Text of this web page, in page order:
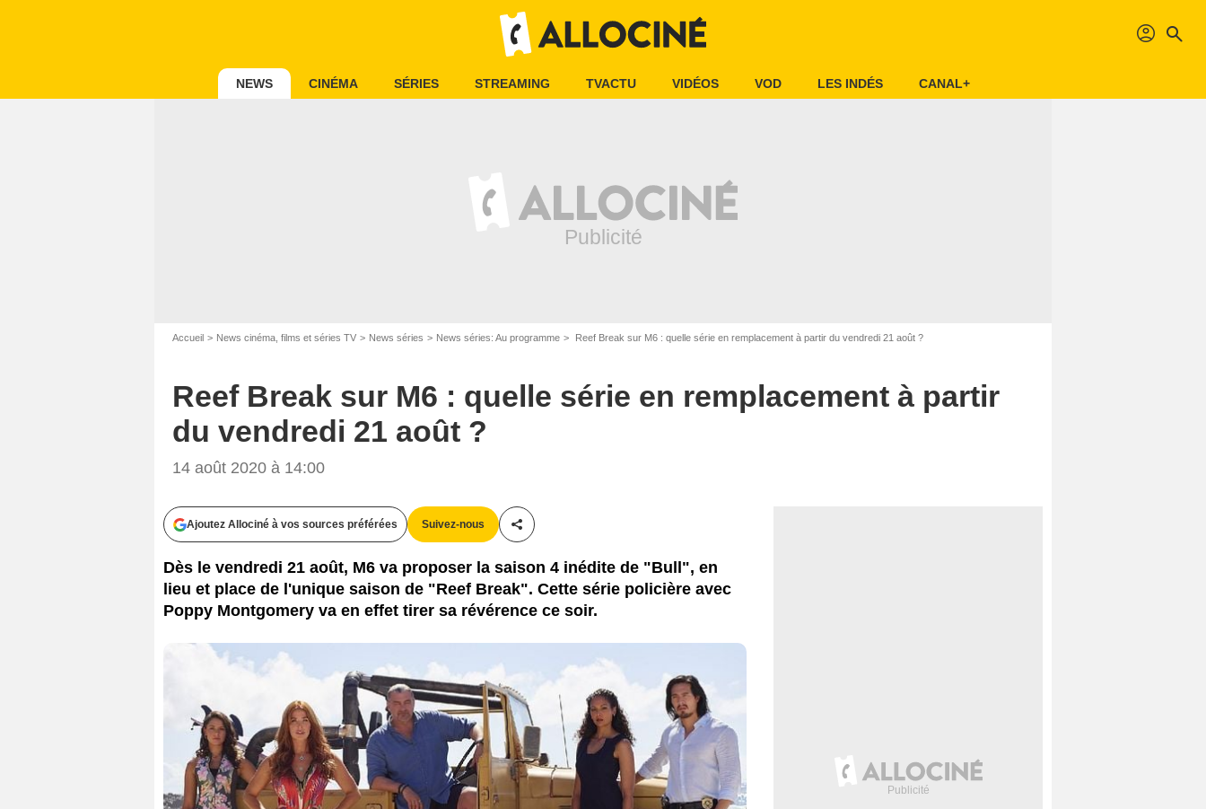
profil search
NEWS CINÉMA SÉRIES STREAMING TVACTU VIDÉOS VOD LES INDÉS CANAL+
Accueil News cinéma, films et séries TV News séries News séries: Au programme Reef Break sur M6 : quelle série en remplacement à partir du vendredi 21 août ?
Reef Break sur M6 : quelle série en remplacement à partir
du vendredi 21 août ?
14 août 2020 à 14:00
Ajoutez Allociné à vos sources préférées Suivez-nous
Partager cet article
Dès le vendredi 21 août, M6 va proposer la saison 4 inédite de "Bull", en
lieu et place de l'unique saison de "Reef Break". Cette série policière avec
Poppy Montgomery va en effet tirer sa révérence ce soir.